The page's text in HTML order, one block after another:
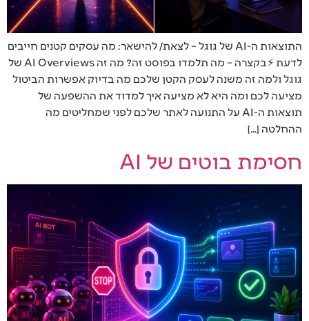
התוצאות ה-AI של גוגל – לצאת/ להישאר: מה עסקים קטנים חייבים
לדעת ⚡בקצרה – מה תלמדו בפוסט זה? מה זה AI Overviews של
גוגל ולמה זה משנה לעסק הקטן שלכם מה בדיוק אפשרות הביטול
מציעה לכם ומה היא לא מציעה איך למדוד את ההשפעה של
תוצאות ה-AI על התנועה לאתר שלכם לפני שמחליטים מה
ההחלטה […]
חסימת בוטים של AI